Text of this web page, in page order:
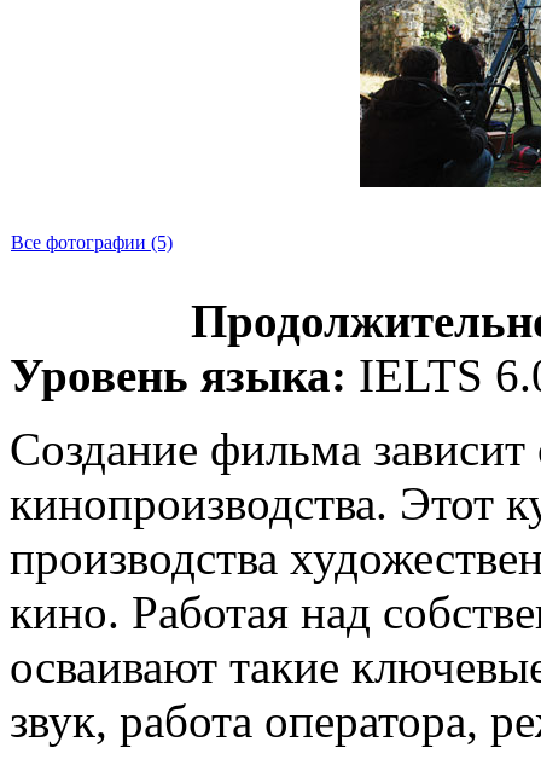
Все фотографии (5)
Уровень языка: IELTS
Создание фильма
кинопроизводства. Этот
производства
кино. Работая над
осваивают такие
звук, работа оператора,